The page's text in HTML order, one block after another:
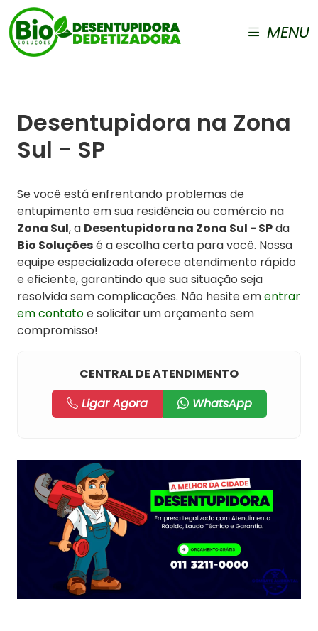
MENU
Desentupidora na Zona
Sul - SP
Se você está enfrentando problemas de
entupimento em sua residência ou comércio na
Zona Sul, a Desentupidora na Zona Sul - SPda
Bio Soluçõesé a escolha certa para você. Nossa
equipe especializada oferece atendimento rápido
e eficiente, garantindo que sua situação seja
resolvida sem complicações. Não hesite ementrar
em contatoe solicitar um orçamento sem
compromisso!
CENTRAL DE ATENDIMENTO
Ligar Agora
WhatsApp